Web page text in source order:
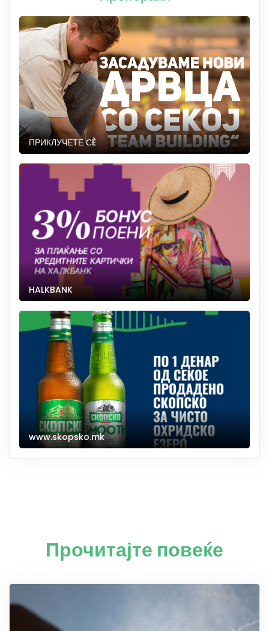
ПРИКЛУЧЕТЕ СÈ
HALKBANK
www.skopsko.mk
Прочитајте повеќе